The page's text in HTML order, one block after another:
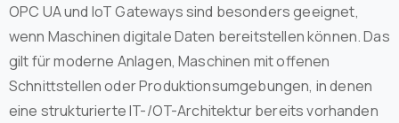
OPC UA und IoT Gateways sind besonders geeignet,
wenn Maschinen digitale Daten bereitstellen können. Das
gilt für moderne Anlagen, Maschinen mit offenen
Schnittstellen oder Produktionsumgebungen, in denen
eine strukturierte IT-/OT-Architektur bereits vorhanden